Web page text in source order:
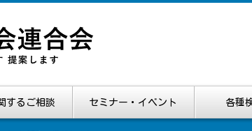
するご相談 セミナー・イベント 各種